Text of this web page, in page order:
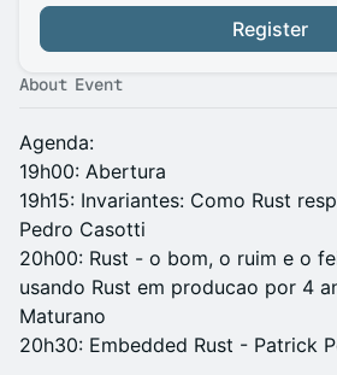
Register
About Event
Agenda:
19h00: Abertura
19h15: Invariantes: Como Rust
Pedro Casotti
20h00: Rust - o bom, o ruim e o
usando Rust em producao por 4
Maturano
20h30: Embedded Rust - Patrick